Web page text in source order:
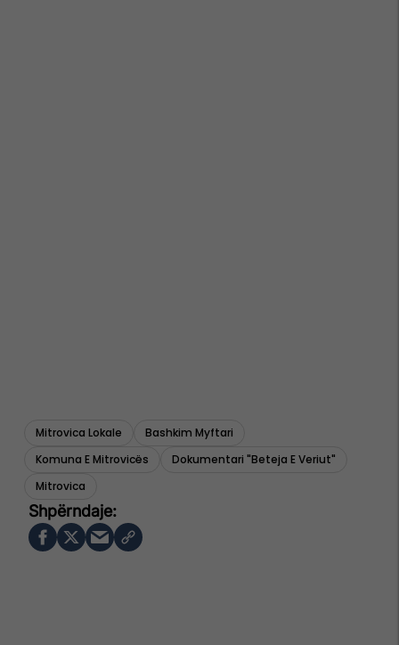
Mitrovica Lokale
Bashkim Myftari
Komuna E Mitrovicës
Dokumentari "beteja E Veriut"
Mitrovica